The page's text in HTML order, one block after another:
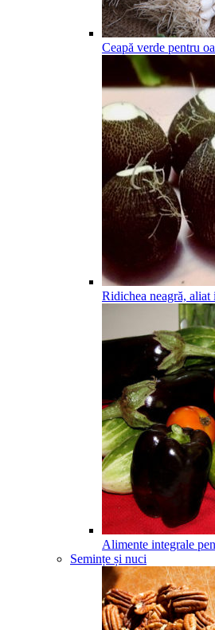
Ceapă verde pentru
Ridichea neagră,
Alimente integrale
Semințe și nuci